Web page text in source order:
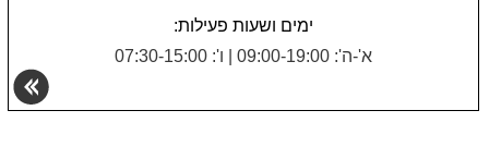
ימים ושעות פעילות:
א'-ה': 09:00-19:00
ו': 07:30-15:00